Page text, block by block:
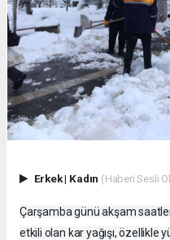
Erkek| Kadın (Haberi Sesli
Çarşamba günü akşam
etkili olan kar yağışı, özellikle